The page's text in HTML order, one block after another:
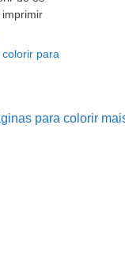
para
para colorir